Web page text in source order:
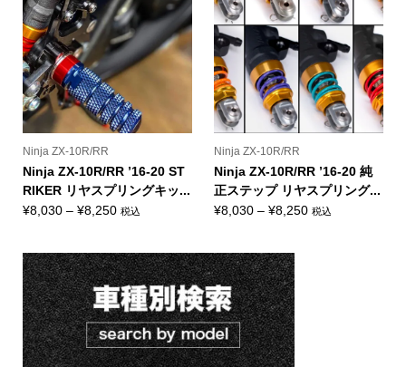
Ninja ZX-10R/RR
Ninja ZX-10R/RR ’16-20 ST
RIKER リヤスプリングキッ...
¥8,030 – ¥8,250価
¥8,030
–
¥8,250
税込
Ninja ZX-10R/RR
Ninja ZX-10R/RR ’16-20 純
正ステップ リヤスプリング...
¥8,030 –¥8,250価税込